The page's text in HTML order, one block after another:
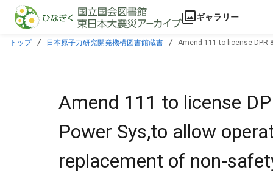
本文に飛ぶ
ギャラリー
トップ 日本原子力研究開発機構図書館蔵書
Amend 111 to license
Amend 111 to license
Power Sys,to allow
replacement of non-